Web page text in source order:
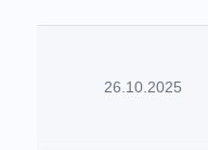
26.10.2025